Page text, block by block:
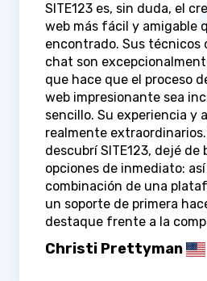
SITE123 es, sin duda, el
web más fácil y amigable
encontrado. Sus técnicos
chat son
que hace que el proceso
web impresionante sea
sencillo. Su experiencia y
realmente
descubrí SITE123, dejé de
opciones de inmediato:
combinación de una
un soporte de primera
destaque frente a la
Christi Prettyman